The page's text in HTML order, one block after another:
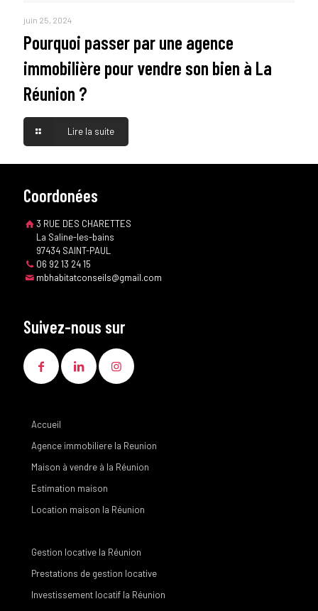
juin 25, 2024
Pourquoi passer par une agence
immobilière pour vendre son bien à La
Réunion ?
Lire la suite
Coordonées
3 RUE DES CHARETTES
La Saline-les-bains
97434 SAINT-PAUL
06 92 13 24 15
mbhabitatconseils@gmail.com
Suivez-nous sur
Accueil
Agence immobiliere la Reunion
Maison à vendre à la Réunion
Estimation maison
Location maison la Réunion
Gestion locative la Réunion
Prestations de gestion locative
Investissement locatif la Réunion